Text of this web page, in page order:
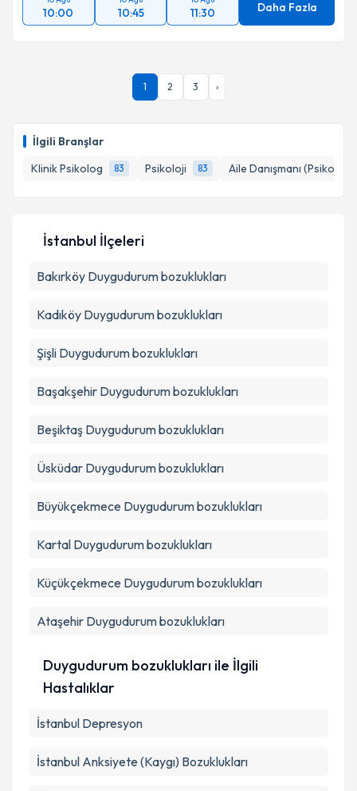
İlgili Branşlar
Klinik Psikolog
83 Psikoloji 83 Aile Danışmanı (Psikolog)
10 Ağu
10:00
10 Ağu
10:45
10 Ağu
11:30 Daha Fazla
İstanbul İlçeleri
Bakırköy Duygudurum bozuklukları
Kadıköy Duygudurum bozuklukları
Şişli Duygudurum bozuklukları
Başakşehir Duygudurum bozuklukları
Beşiktaş Duygudurum bozuklukları
Üsküdar Duygudurum bozuklukları
Büyükçekmece Duygudurum bozuklukları
Kartal Duygudurum bozuklukları
Küçükçekmece Duygudurum bozuklukları
Ataşehir Duygudurum bozuklukları
Duygudurum bozuklukları ile İlgili
Hastalıklar
İstanbul Depresyon
İstanbul Anksiyete (Kaygı) Bozuklukları